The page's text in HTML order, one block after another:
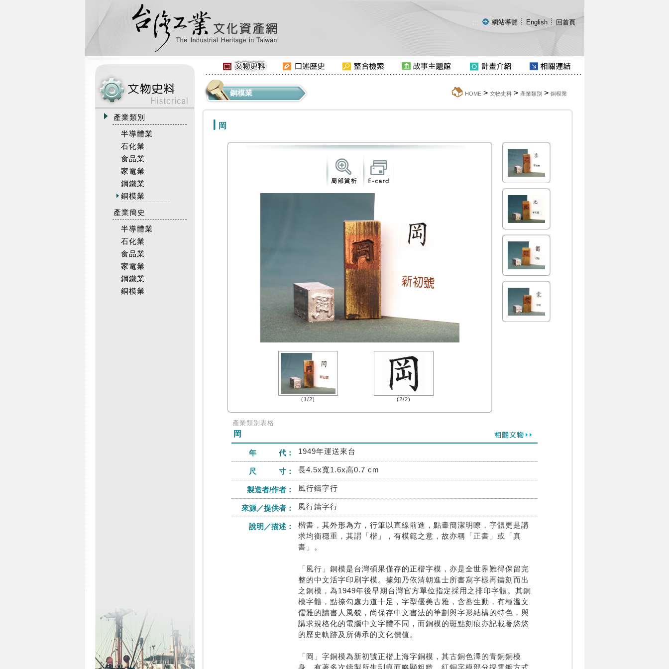
::: 網站導覽 English 回首頁
:::
產業類別
半導體業
石化業
食品業
家電業
鋼鐵業
銅模業
產業簡史
半導體業
石化業
食品業
家電業
鋼鐵業
銅模業
銅模業 HOME> 文物史料> 產業類別 > 銅模業
岡
(1/2) (2/2)
產業類別表格
岡
年 代： 1949年運送來台
尺 寸： 長4.5x寬1.6x高0.7 cm
製造者/作者： 風行鑄字行
來源／提供者： 風行鑄字行
說明／描述：
楷書，其外形為方，行筆以直線前進，點畫簡潔明瞭，字體更是講
求均衡穩重，其謂「楷」，有模範之意，故亦稱「正書」或「真
書」。
「風行」銅模是台灣碩果僅存的正楷字模，亦是全世界難得保留完
整的中文活字印刷字模。據知乃依清朝進士所書寫字樣再鑄刻而出
之銅模，為1949年後早期台灣官方單位指定採用之排印字體。其銅
模字體，點捺勾處力道十足，字型優美古雅，含蓄生動，有種溫文
儒雅的讀書人風貌，尚保存中文書法的筆劃與字形結構的特色，與
講求規格化的電腦中文字體不同，而銅模的斑點刻痕亦記載著悠悠
的歷史軌跡及所傳承的文化價值。
「岡」字銅模為新初號正楷上海字銅模，其古銅色澤的青銅銅模
身，有著多次鑄製所生刮痕而略顯粗糙，紅銅字模部分採電鍍方式